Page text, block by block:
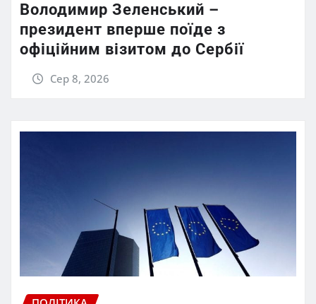
Володимир Зеленський –
президент вперше поїде з
офіційним візитом до Сербії
Сер 8, 2026